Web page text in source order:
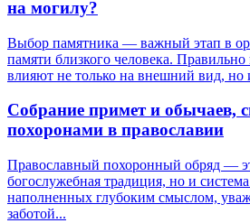
на могилу?
Выбор памятника — важный этап в
памяти близкого человека.
влияют не только на внешний вид, но
Собрание примет и обычаев,
похоронами в православии
Православный похоронный обряд —
богослужебная традиция, но и
наполненных глубоким смыслом,
заботой...